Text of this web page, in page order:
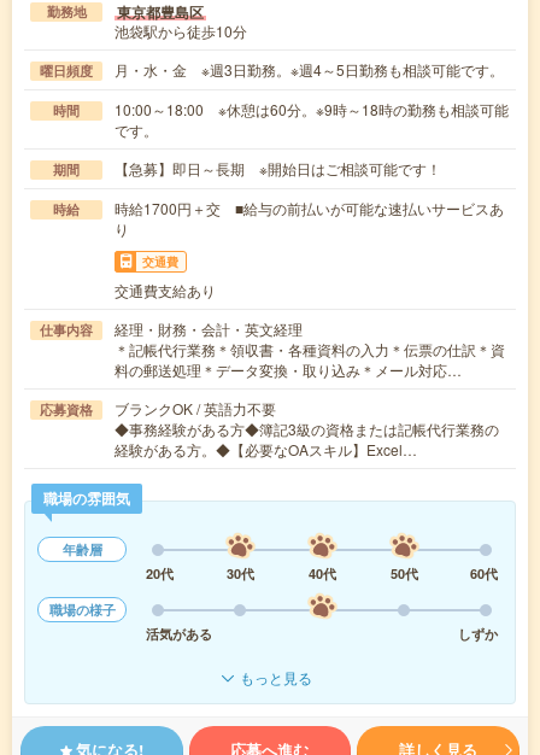
勤務地 東京都豊島区
池袋駅から徒歩10分
曜日頻度 月・水・金 ※週3日勤務。※週4～5日勤務も相談可能です。
時間
10:00～18:00 ※休憩は60分。※9時～18時の勤務も相談可能
です。
期間 【急募】即日～長期 ※開始日はご相談可能です！
時給
時給1700円＋交 ■給与の前払いが可能な速払いサービスあ
り
交通費
交通費支給あり
仕事内容
経理・財務・会計・英文経理
＊記帳代行業務＊領収書・各種資料の入力＊伝票の仕訳＊資
料の郵送処理＊データ変換・取り込み＊メール対応…
応募資格
ブランクOK / 英語力不要
◆事務経験がある方◆簿記3級の資格または記帳代行業務の
経験がある方。◆【必要なOAスキル】Excel…
職場の雰囲気
年齢層
20代
30代 40代 50代
60代
職場の様子
活気がある
しずか
もっと見る
気になる! 応募へ進む 詳しく見る